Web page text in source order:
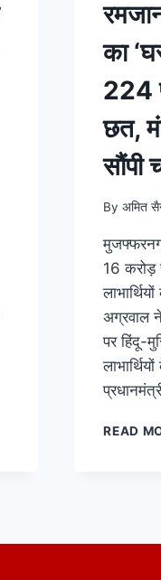
का
224
छत,
सौंपी
By अमित
16 करोड़
अग्रवाल
पर हिंदू-
READ